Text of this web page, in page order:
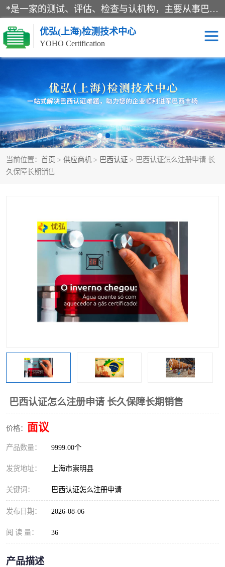
*是一家的测试、评估、检查与认机构，主要从事巴西NR10认证、NR12认证、NR13认证；ANATEL认证、INMTRO认证，欧盟CE认证：MD认证，PED认证，MID认证，ATEX认证，德国蓝色天使认证。
优弘(上海)检测技术中心
YOHO Certification
当前位置： 首页 > 供应商机 > 巴西认证 > 巴西认证怎么注册申请 长
久保障长期销售
巴西认证怎么注册申请 长久保障长期销售
价格： 面议
产品数量： 9999.00个
发货地址： 上海市崇明县
关键词： 巴西认证怎么注册申请
发布日期： 2026-08-06
阅 读 量： 36
产品描述
RECYCLASS认证 NR10认证
NR12认证 NR13认证
ART认证 巴西NR认证
巴西认证 RETIE认证